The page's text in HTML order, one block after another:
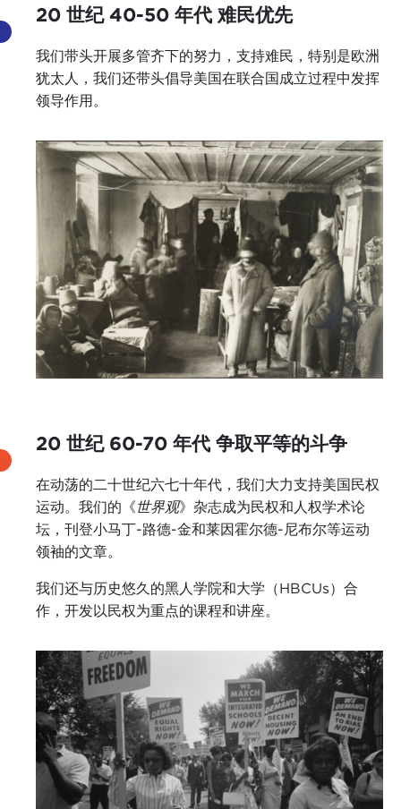
20 世纪 40-50 年代 难民优先
我们带头开展多管齐下的努力，支持难民，特别是欧洲
犹太人，我们还带头倡导美国在联合国成立过程中发挥
领导作用。
20 世纪 60-70 年代 争取平等的斗争
在动荡的二十世纪六七十年代，我们大力支持美国民权
运动。我们的《世界观》杂志成为民权和人权学术论
坛，刊登小马丁-路德-金和莱因霍尔德-尼布尔等运动
领袖的文章。
我们还与历史悠久的黑人学院和大学（HBCUs）合
作，开发以民权为重点的课程和讲座。